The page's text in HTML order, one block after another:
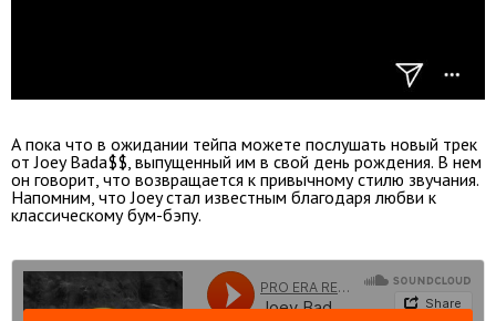
А пока что в ожидании тейпа можете послушать новый трек
от Joey Bada$$, выпущенный им в свой день рождения. В нем
он говорит, что возвращается к привычному стилю звучания.
Напомним, что Joey стал известным благодаря любви к
классическому бум-бэпу.